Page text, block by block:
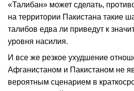
«Талибан» может сделать,
на территории Пакистана такие
талибов едва ли приведут к
уровня насилия.
И все же резкое ухудшение
Афганистаном и Пакистаном не
вероятным сценарием в